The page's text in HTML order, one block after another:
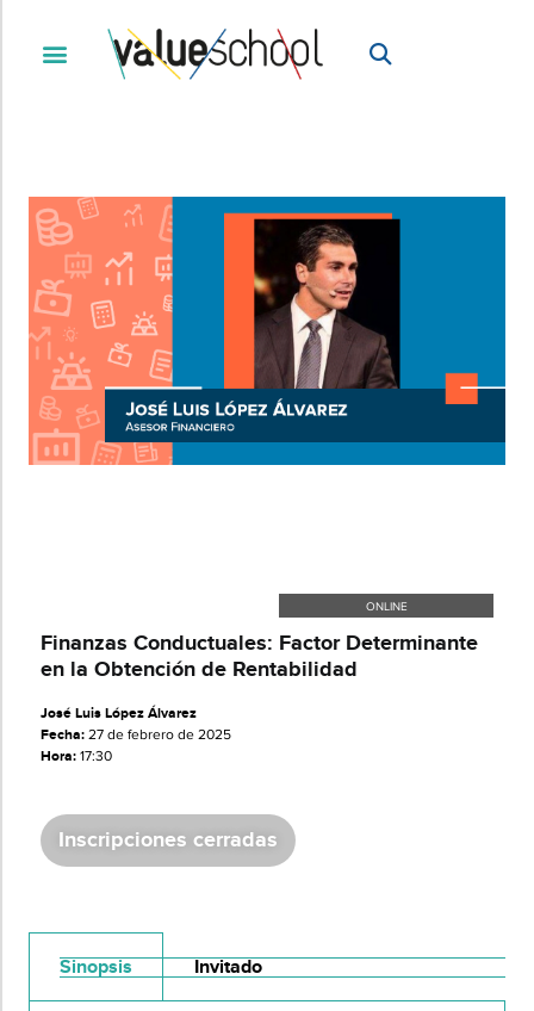
ONLINE
Finanzas Conductuales: Factor Determinante
en la Obtención de Rentabilidad
José Luis López Álvarez
Fecha:27 de febrero de 2025
Hora:17:30
Inscripciones cerradas
Sinopsis Invitado